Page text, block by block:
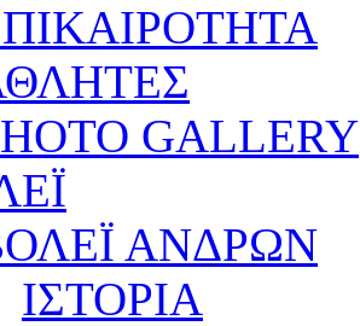
GALLERY
ΑΝΔΡΩΝ
ΙΣΤΟΡΙΑ